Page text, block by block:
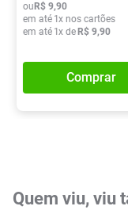
ou R$ 9,90
em até 1x nos cartões
em até 1x de R$ 9,90
Comprar
Quem viu, viu